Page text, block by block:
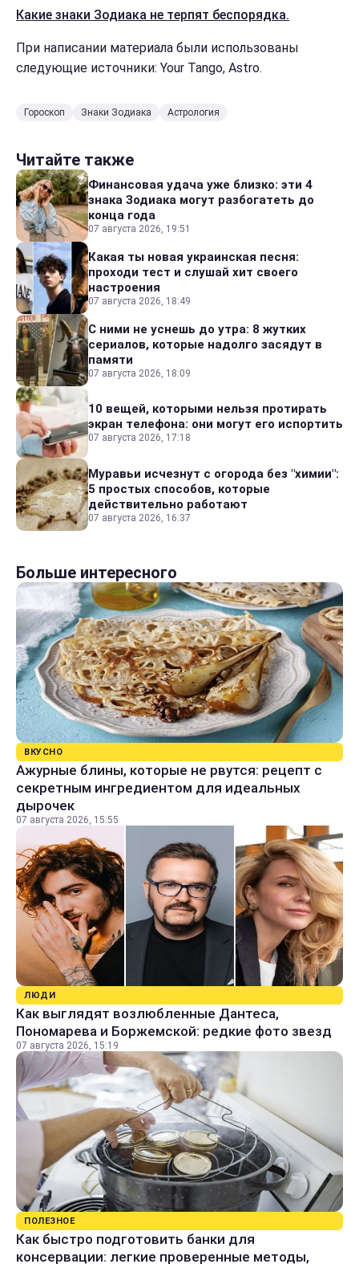
Какие знаки Зодиака не терпят беспорядка.
При написании материала были использованы
следующие источники: Your Tango, Astro.
Гороскоп Знаки Зодиака Астрология
Читайте также
Финансовая удача уже близко: эти 4
знака Зодиака могут разбогатеть до
конца года
07 августа 2026, 19:51
Какая ты новая украинская песня:
проходи тест и слушай хит своего
настроения
07 августа 2026, 18:49
С ними не уснешь до утра: 8 жутких
сериалов, которые надолго засядут в
памяти
07 августа 2026, 18:09
10 вещей, которыми нельзя протирать
экран телефона: они могут его испортить
07 августа 2026, 17:18
Муравьи исчезнут с огорода без "химии":
5 простых способов, которые
действительно работают
07 августа 2026, 16:37
Больше интересного
ВКУСНО
Ажурные блины, которые не рвутся: рецепт с
секретным ингредиентом для идеальных
дырочек
07 августа 2026, 15:55
ЛЮДИ
Как выглядят возлюбленные Дантеса,
Пономарева и Боржемской: редкие фото звезд
07 августа 2026, 15:19
ПОЛЕЗНОЕ
Как быстро подготовить банки для
консервации: легкие проверенные методы,